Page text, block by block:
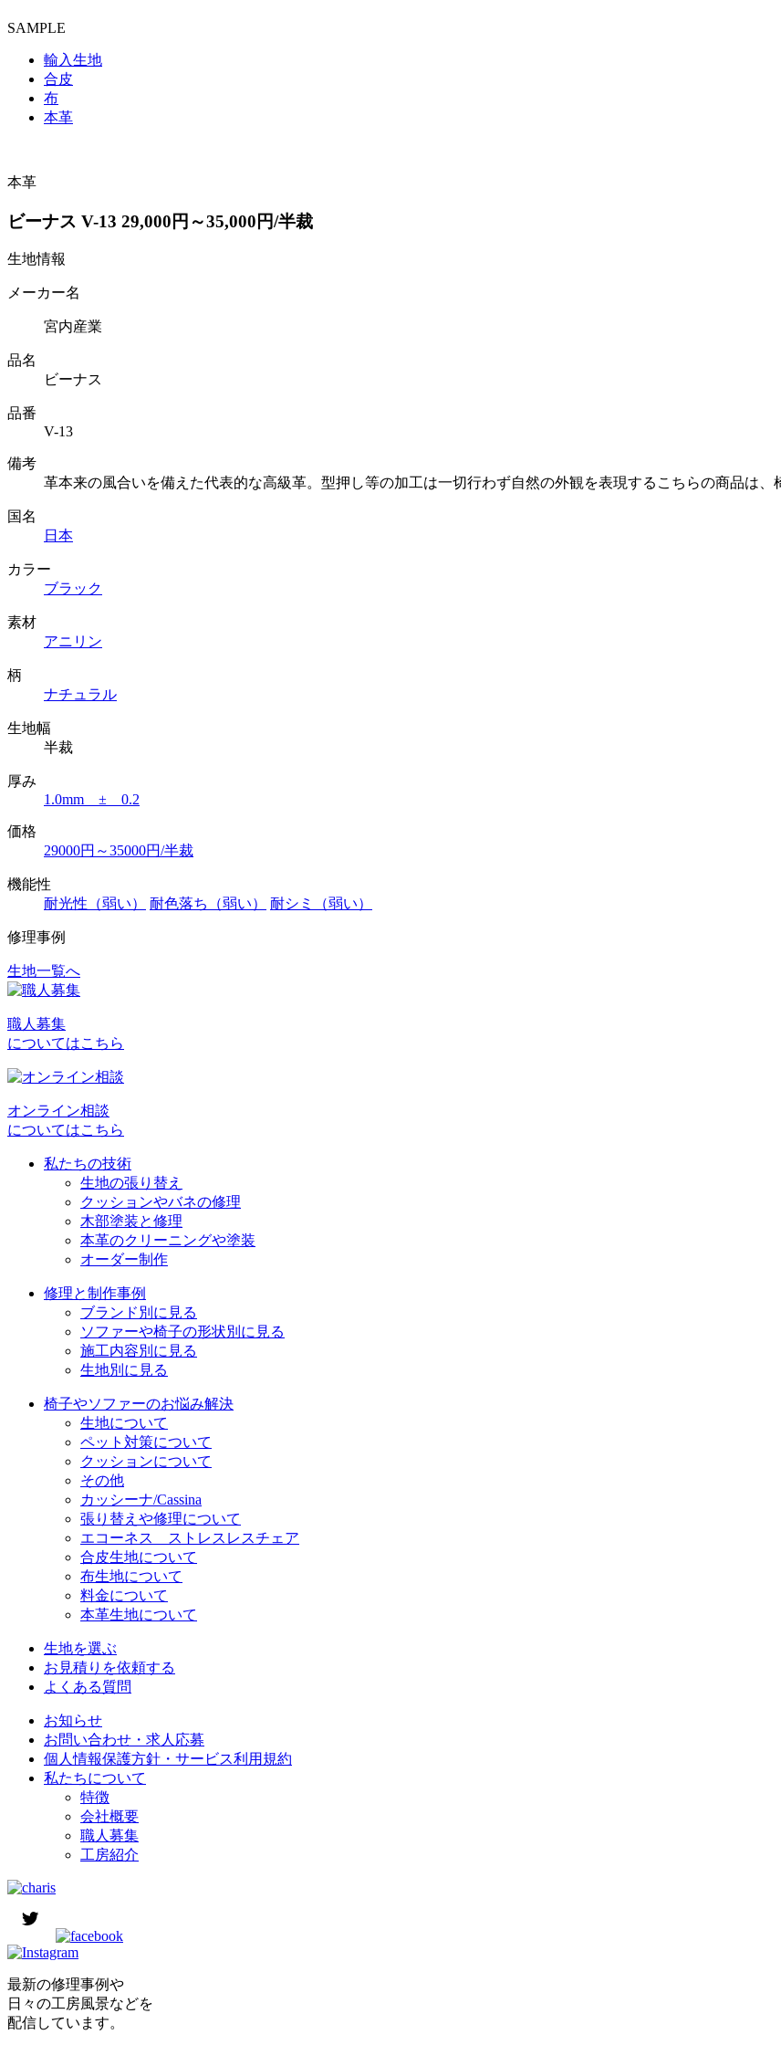
SAMPLE
輸入生地
合皮
布
本革
本革
ビーナス V-13 29,000円～35,000円/半裁
生地情報
メーカー名
宮内産業
品名
ビーナス
品番
V-13
備考
革本来の風合いを備えた代表的な高級革。型押し等の加工は一切行わず自然の外観を表現するこちらの商品は、
国名
日本
カラー
ブラック
素材
アニリン
柄
ナチュラル
生地幅
半裁
厚み
1.0mm ± 0.2
価格
29000円～35000円/半裁
機能性
耐光性（弱い）
耐色落ち（弱い） 耐シミ（弱い）
修理事例
投
ナ
ビ
ー
生地一覧へ
職人募集
についてはこちら
オンライン相談
についてはこちら
私たちの技術
生地の張り替え
クッションやバネの修理
木部塗装と修理
本革のクリーニングや塗装
オーダー制作
修理と制作事例
ブランド別に見る
ソファーや椅子の形状別に見る
施工内容別に見る
生地別に見る
椅子やソファーのお悩み解決
生地について
ペット対策について
クッションについて
その他
カッシーナ/Cassina
張り替えや修理について
エコーネス ストレスレスチェア
合皮生地について
布生地について
料金について
本革生地について
生地を選ぶ
お見積りを依頼する
よくある質問
お知らせ
お問い合わせ・求人応募
個人情報保護方針・サービス利用規約
私たちについて
特徴
会社概要
職人募集
工房紹介
最新の修理事例や
日々の工房風景などを
配信しています。